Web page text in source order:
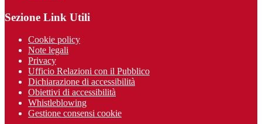
Sezione Link Utili
Cookie policy
Note legali
Privacy
Ufficio Relazioni con il Pubblico
Dichiarazione di accessibilità
Obiettivi di accessibilità
Whistleblowing
Gestione consensi cookie